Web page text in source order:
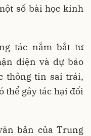
số bài học kinh
tác nắm bắt tư
diện và dự báo
thông tin sai trái,
thể gây tác hại đối
bản của Trung